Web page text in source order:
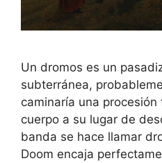
Un dromos es un
subterránea,
caminaría una
cuerpo a su lugar de
banda se hace llamar
Doom encaja